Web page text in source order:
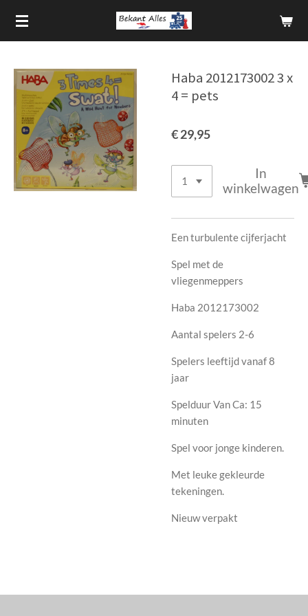
Ga
direct
hoofdinhoud
Haba 2012173002 3 x
4 = pets
€ 29,95
In
winkelwagen
Een turbulente cijferjacht
Spel met de
vliegenmeppers
Haba 2012173002
Aantal spelers 2-6
Spelers leeftijd vanaf 8
jaar
Spelduur Van Ca: 15
minuten
Spel voor jonge kinderen.
Met leuke gekleurde
tekeningen.
Nieuw verpakt